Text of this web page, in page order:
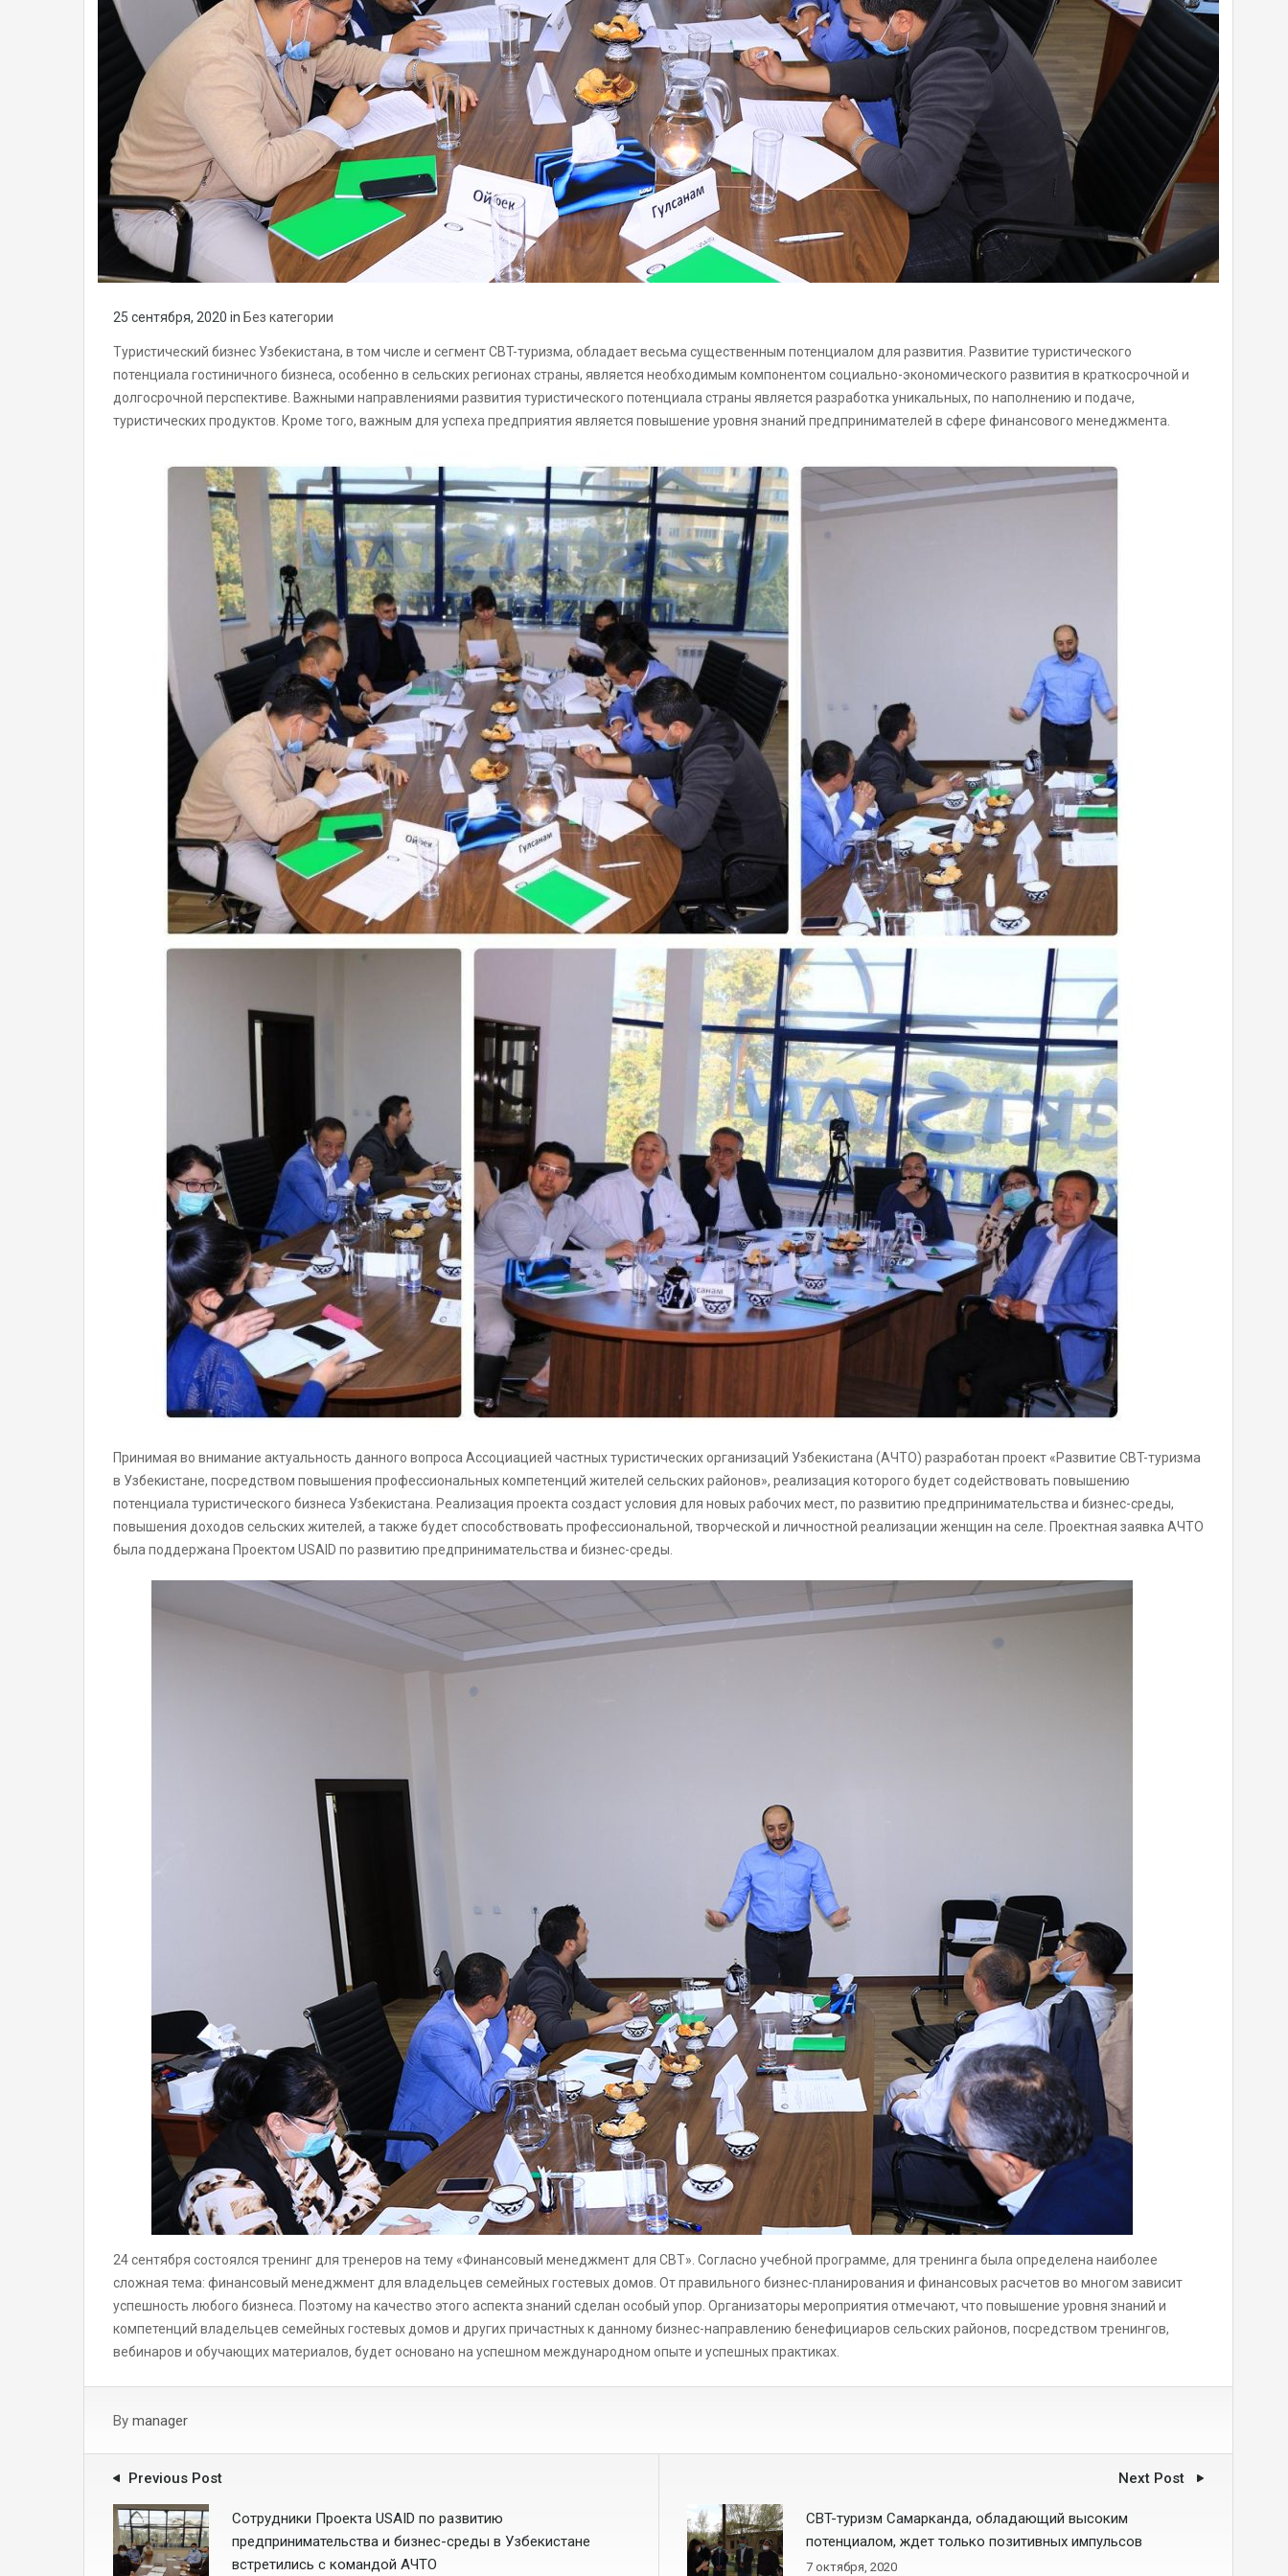
25 сентября, 2020 in Без категории
Туристический бизнес Узбекистана, в том числе и сегмент CBT-туризма, обладает весьма существенным потенциалом для развития. Развитие туристического
потенциала гостиничного бизнеса, особенно в сельских регионах страны, является необходимым компонентом социально-экономического развития в краткосрочной и
долгосрочной перспективе. Важными направлениями развития туристического потенциала страны является разработка уникальных, по наполнению и подаче,
туристических продуктов. Кроме того, важным для успеха предприятия является повышение уровня знаний предпринимателей в сфере финансового менеджмента.
Принимая во внимание актуальность данного вопроса Ассоциацией частных туристических организаций Узбекистана (АЧТО) разработан проект «Развитие CBT-туризма
в Узбекистане, посредством повышения профессиональных компетенций жителей сельских районов», реализация которого будет содействовать повышению
потенциала туристического бизнеса Узбекистана. Реализация проекта создаст условия для новых рабочих мест, по развитию предпринимательства и бизнес-среды,
повышения доходов сельских жителей, а также будет способствовать профессиональной, творческой и личностной реализации женщин на селе. Проектная заявка АЧТО
была поддержана Проектом USAID по развитию предпринимательства и бизнес-среды.
24 сентября состоялся тренинг для тренеров на тему «Финансовый менеджмент для СBТ». Согласно учебной программе, для тренинга была определена наиболее
сложная тема: финансовый менеджмент для владельцев семейных гостевых домов. От правильного бизнес-планирования и финансовых расчетов во многом зависит
успешность любого бизнеса. Поэтому на качество этого аспекта знаний сделан особый упор. Организаторы мероприятия отмечают, что повышение уровня знаний и
компетенций владельцев семейных гостевых домов и других причастных к данному бизнес-направлению бенефициаров сельских районов, посредством тренингов,
вебинаров и обучающих материалов, будет основано на успешном международном опыте и успешных практиках.
By manager
Previous Post
Сотрудники Проекта USAID по развитию
предпринимательства и бизнес-среды в Узбекистане
встретились с командой АЧТО
Next Post
CBT-туризм Самарканда, обладающий высоким
потенциалом, ждет только позитивных импульсов
7 октября, 2020